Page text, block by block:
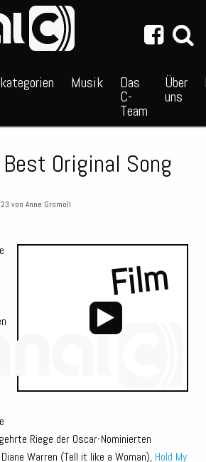
Musik Das
C-
Team
Über
uns
Original Song
von Anne Gromoll
Film
Audio-
Riege der Oscar-Nominierten
Warren (Tell it like a Woman), Hold My